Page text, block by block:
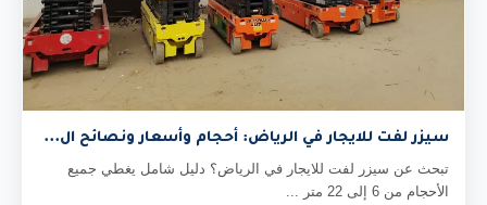
سيزر لفت للايجار في الرياض: أحجام وأسعار ونصائح ال...
تبحث عن سيزر لفت للايجار في الرياض؟ دليل شامل يغطي جميع
الأحجام من 6 إلى 22 متر ...